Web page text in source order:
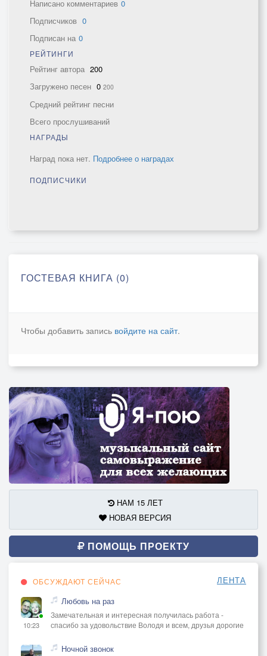
Написано комментариев 0
Подписчиков 0
Подписан на 0
РЕЙТИНГИ
Рейтинг автора 200
Загружено песен 0 200
Средний рейтинг песни
Всего прослушиваний
НАГРАДЫ
Наград пока нет. Подробнее о наградах
ПОДПИСЧИКИ
ГОСТЕВАЯ КНИГА (0)
Чтобы добавить запись войдите на сайт.
НАМ 15 ЛЕТ
НОВАЯ ВЕРСИЯ
ПОМОЩЬ ПРОЕКТУ
ОБСУЖДАЮТ СЕЙЧАС ЛЕНТА
10:23
Любовь на раз
Замечательная и интересная получилась работа -
спасибо за удовольствие Володя и всем, друзья дорогие
Ночной звонок